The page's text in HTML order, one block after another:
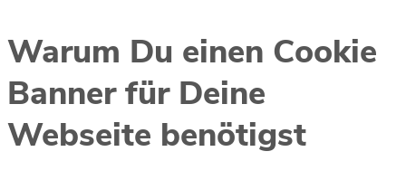
Warum Du einen Cookie
Banner für Deine
Webseite benötigst